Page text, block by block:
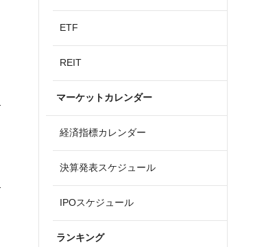
ETF
REIT
マーケットカレンダー
経済指標カレンダー
決算発表スケジュール
IPOスケジュール
ランキング